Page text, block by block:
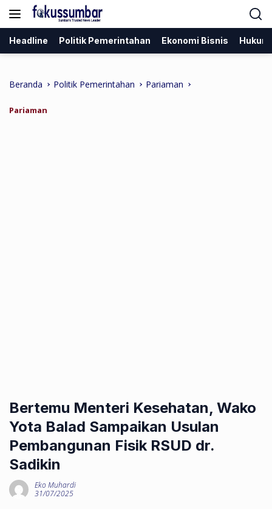
Langsung
Headline Politik Pemerintahan Ekonomi Bisnis Hukum
Beranda Politik Pemerintahan Pariaman
Pariaman
Bertemu Menteri Kesehatan, Wako
Yota Balad Sampaikan Usulan
Pembangunan Fisik RSUD dr.
Sadikin
Eko Muhardi
31/07/2025